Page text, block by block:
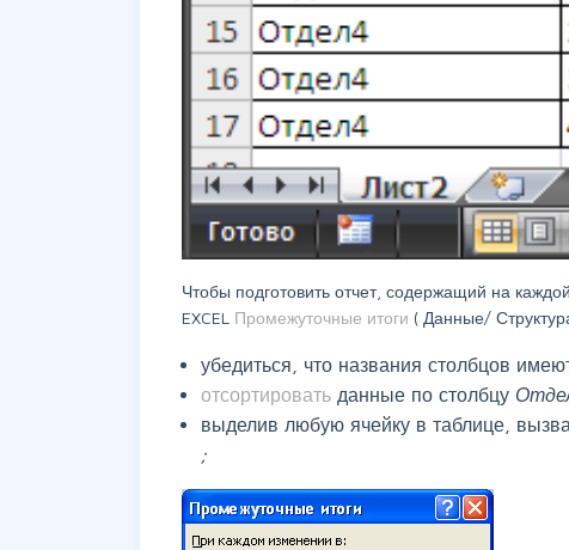
Чтобы подготовить отчет, содержащий на
EXCEL Промежуточные итоги ( Данные/
убедиться, что названия столбцов
отсортировать данные по столбцу
выделив любую ячейку в таблице,
;